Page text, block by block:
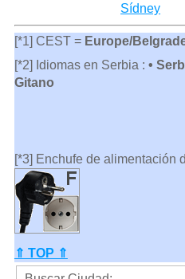
Sídney
[*1] CEST = Europe/
[*2] Idiomas en Serbia : •
Gitano
[*3] Enchufe de alimentación
⇑ TOP ⇑